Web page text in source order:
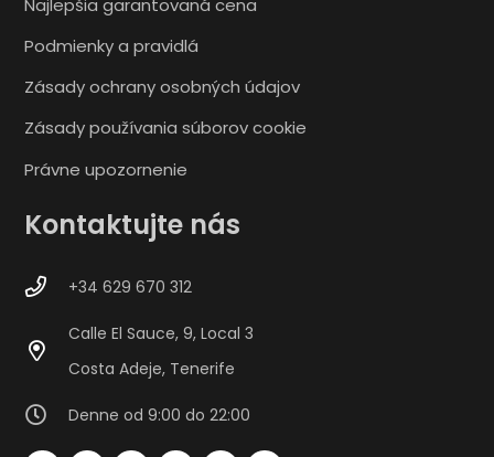
Najlepšia garantovaná cena
Podmienky a pravidlá
Zásady ochrany osobných údajov
Zásady používania súborov cookie
Právne upozornenie
Kontaktujte nás
+34 629 670 312
Calle El Sauce, 9, Local 3
Costa Adeje, Tenerife
Denne od 9:00 do 22:00